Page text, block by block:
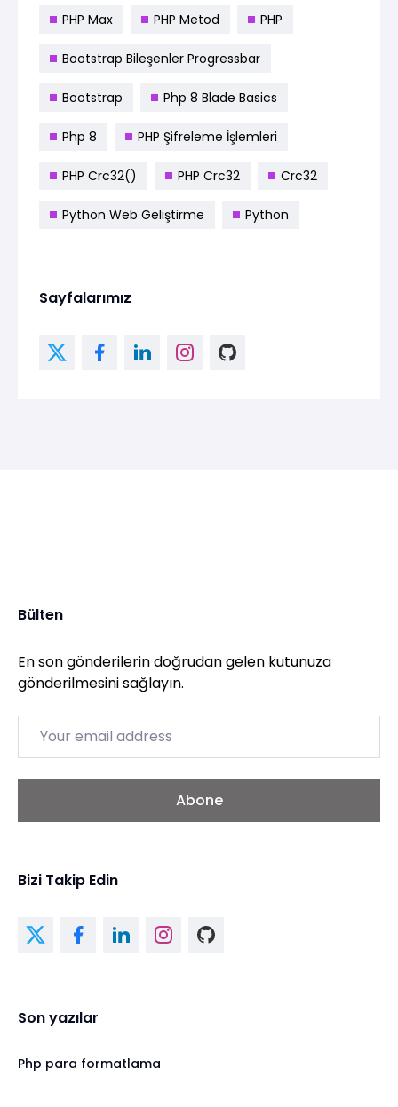
PHP Max PHP Metod PHP
Bootstrap Bileşenler Progressbar
Bootstrap Php 8 Blade Basics
Php 8 PHP Şifreleme İşlemleri
PHP Crc32() PHP Crc32 Crc32
Python Web Geliştirme Python
Sayfalarımız
Bülten
En son gönderilerin doğrudan gelen kutunuza
gönderilmesini sağlayın.
Abone
Bizi Takip Edin
Son yazılar
Php para formatlama